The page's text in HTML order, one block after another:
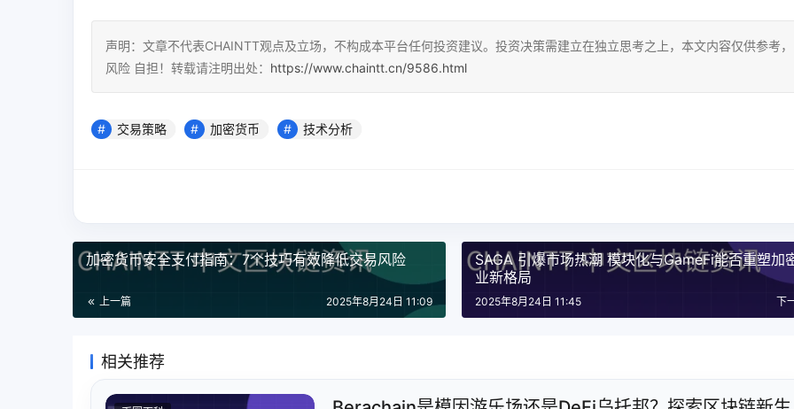
声明：文章不代表CHAINTT观点及立场，不构成本平台任何投资建议。投资决策需建立在独立思考之上，本文内容仅供参考，
风险 自担！转载请注明出处： https://www.chaintt.cn/9586.html
交易策略 加密货币 技术分析
加密货币安全支付指南：7个技巧有效降低交易风险
上一篇 2025年8月24日 11:09
SAGA 引爆市场热潮 模块化与GameFi能否重塑加
业新格局
下
2025年8月24日 11:45
相关推荐